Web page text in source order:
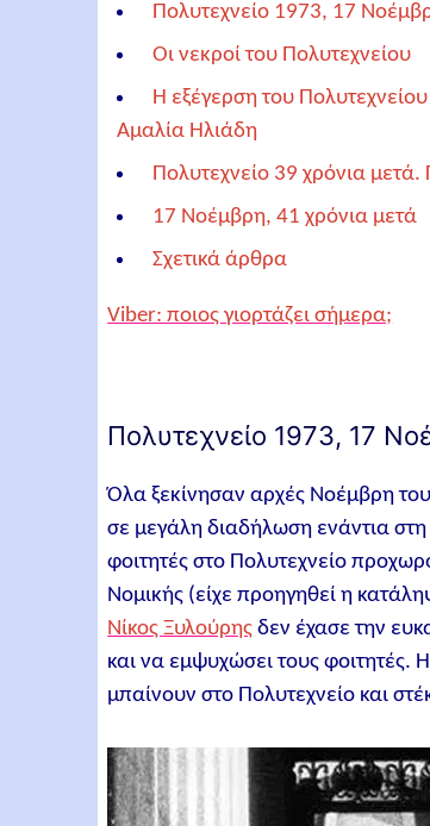
Πολυτεχνείο 1973, 17
Οι νεκροί του Πολυτεχνείου
Η εξέγερση του
Αμαλία Ηλιάδη
Πολυτεχνείο 39 χρόνια
17 Νοέμβρη, 41 χρόνια μετά
Σχετικά άρθρα
Viber: ποιος γιορτάζει σήμερα;
Πολυτεχνείο 1973, 17
Όλα ξεκίνησαν αρχές Νοέμβρη
σε μεγάλη διαδήλωση ενάντια
φοιτητές στο Πολυτεχνείο
Νομικής (είχε προηγηθεί η
Νίκος Ξυλούρης δεν έχασε την
και να εμψυχώσει τους φοιτητές.
μπαίνουν στο Πολυτεχνείο και